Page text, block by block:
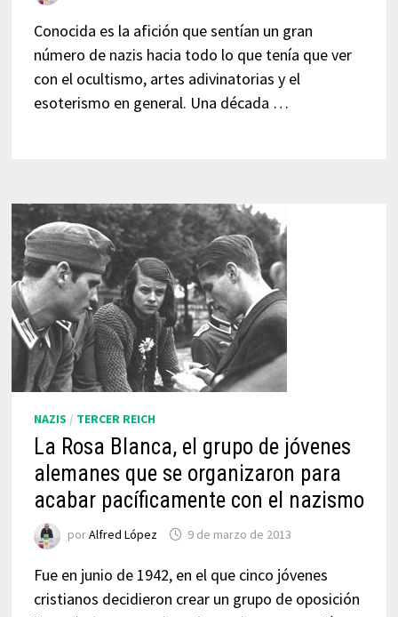
Conocida es la afición que sentían un gran
número de nazis hacia todo lo que tenía que ver
con el ocultismo, artes adivinatorias y el
esoterismo en general. Una década …
NAZIS / TERCER REICH
La Rosa Blanca, el grupo de jóvenes
alemanes que se organizaron para
acabar pacíficamente con el nazismo
porAlfred López 9 de marzo de 2013
Fue en junio de 1942, en el que cinco jóvenes
cristianos decidieron crear un grupo de oposición